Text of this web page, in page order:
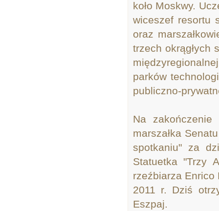
koło Moskwy.
wiceszef resortu
oraz
trzech okrągłych
parków
publiczno-
Na zakończenie
marszałka
spotkaniu" za
Statuetka "Trzy
rzeźbiarza Enrico
2011 r. Dziś
Eszpaj.